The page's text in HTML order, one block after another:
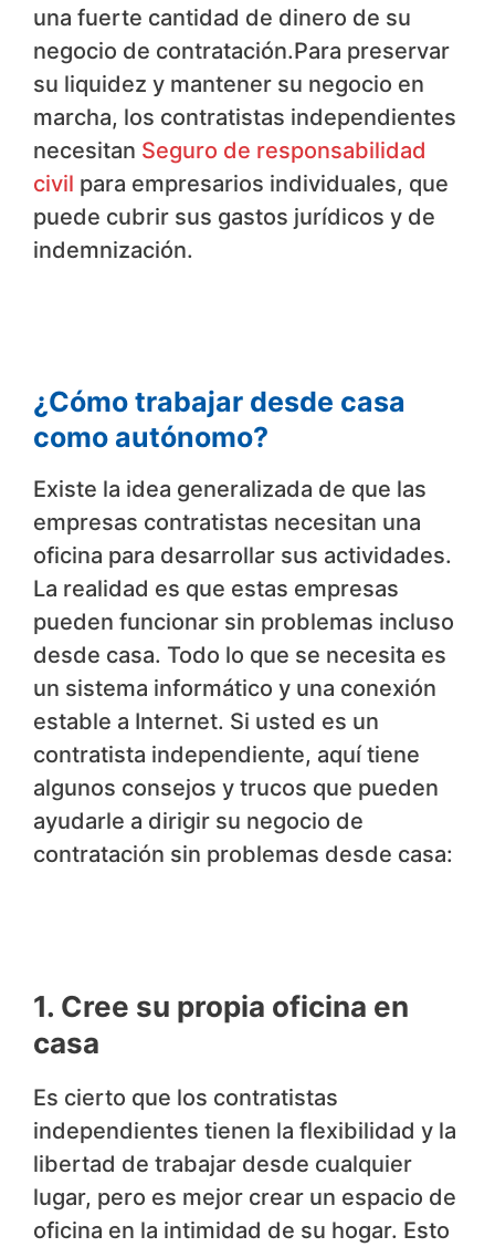
una fuerte cantidad de dinero de su
negocio de contratación.Para preservar
su liquidez y mantener su negocio en
marcha, los contratistas independientes
necesitan Seguro de responsabilidad
civil para empresarios individuales, que
puede cubrir sus gastos jurídicos y de
indemnización.
¿Cómo trabajar desde casa
como autónomo?
Existe la idea generalizada de que las
empresas contratistas necesitan una
oficina para desarrollar sus actividades.
La realidad es que estas empresas
pueden funcionar sin problemas incluso
desde casa. Todo lo que se necesita es
un sistema informático y una conexión
estable a Internet. Si usted es un
contratista independiente, aquí tiene
algunos consejos y trucos que pueden
ayudarle a dirigir su negocio de
contratación sin problemas desde casa:
1. Cree su propia oficina en
casa
Es cierto que los contratistas
independientes tienen la flexibilidad y la
libertad de trabajar desde cualquier
lugar, pero es mejor crear un espacio de
oficina en la intimidad de su hogar. Esto